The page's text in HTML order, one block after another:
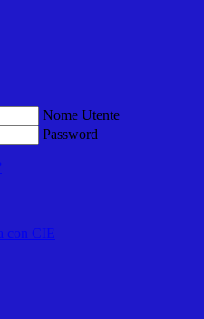
Nome Utente
Password
con CIE